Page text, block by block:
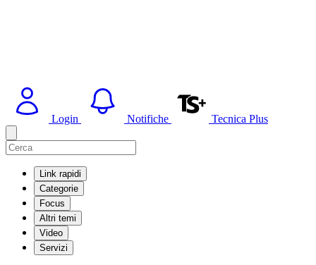
Login Notifiche Tecnica Plus
Link rapidi
Categorie
Focus
Altri temi
Video
Servizi